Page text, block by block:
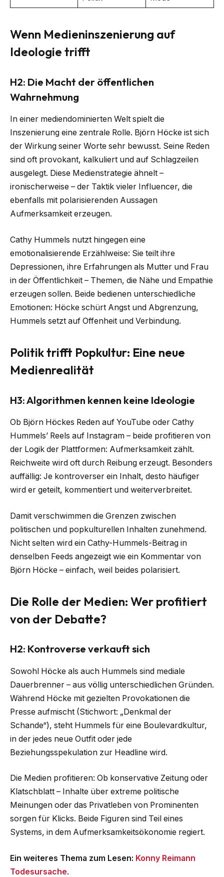
Wenn Medieninszenierung auf
Ideologie trifft
H2: Die Macht der öffentlichen
Wahrnehmung
In einer mediendominierten Welt spielt die
Inszenierung eine zentrale Rolle. Björn Höcke ist sich
der Wirkung seiner Worte sehr bewusst. Seine Reden
sind oft provokant, kalkuliert und auf Schlagzeilen
ausgelegt. Diese Medienstrategie ähnelt –
ironischerweise – der Taktik vieler Influencer, die
ebenfalls mit polarisierenden Aussagen
Aufmerksamkeit erzeugen.
Cathy Hummels nutzt hingegen eine
emotionalisierende Erzählweise: Sie teilt ihre
Depressionen, ihre Erfahrungen als Mutter und Frau
in der Öffentlichkeit – Themen, die Nähe und Empathie
erzeugen sollen. Beide bedienen unterschiedliche
Emotionen: Höcke schürt Angst und Abgrenzung,
Hummels setzt auf Offenheit und Verbindung.
Politik trifft Popkultur: Eine neue
Medienrealität
H3: Algorithmen kennen keine Ideologie
Ob Björn Höckes Reden auf YouTube oder Cathy
Hummels’ Reels auf Instagram – beide profitieren von
der Logik der Plattformen: Aufmerksamkeit zählt.
Reichweite wird oft durch Reibung erzeugt. Besonders
auffällig: Je kontroverser ein Inhalt, desto häufiger
wird er geteilt, kommentiert und weiterverbreitet.
Damit verschwimmen die Grenzen zwischen
politischen und popkulturellen Inhalten zunehmend.
Nicht selten wird ein Cathy-Hummels-Beitrag in
denselben Feeds angezeigt wie ein Kommentar von
Björn Höcke – einfach, weil beides polarisiert.
Die Rolle der Medien: Wer profitiert
von der Debatte?
H2: Kontroverse verkauft sich
Sowohl Höcke als auch Hummels sind mediale
Dauerbrenner – aus völlig unterschiedlichen Gründen.
Während Höcke mit gezielten Provokationen die
Presse aufmischt (Stichwort: „Denkmal der
Schande“), steht Hummels für eine Boulevardkultur,
in der jedes neue Outfit oder jede
Beziehungsspekulation zur Headline wird.
Die Medien profitieren: Ob konservative Zeitung oder
Klatschblatt – Inhalte über extreme politische
Meinungen oder das Privatleben von Prominenten
sorgen für Klicks. Beide Figuren sind Teil eines
Systems, in dem Aufmerksamkeitsökonomie regiert.
Ein weiteres Thema zum Lesen: Konny Reimann
Todesursache.